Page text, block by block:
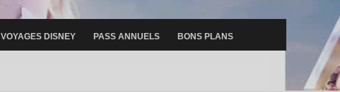
VOYAGES DISNEY PASS ANNUELS BONS PLANS